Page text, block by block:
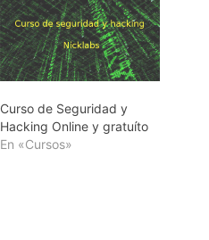
Curso de Seguridad y
Hacking Online y gratuíto
En «Cursos»